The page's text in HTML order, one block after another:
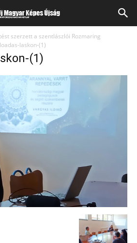
szerzett a szentlászlói Rozmaring
laskon-(1)
(1)